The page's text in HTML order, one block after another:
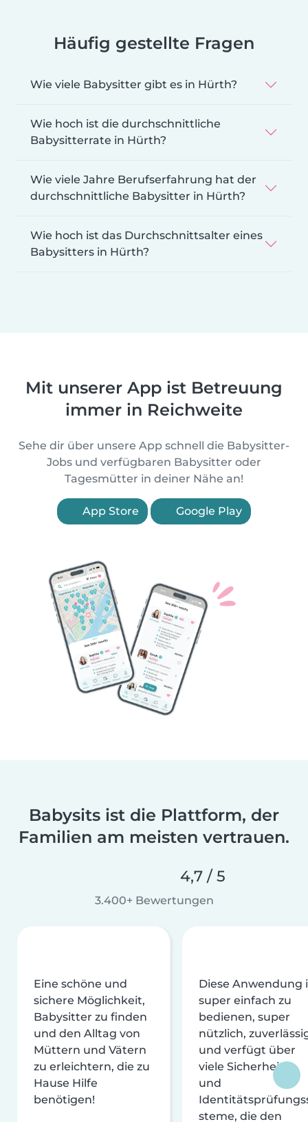
Häufig gestellte Fragen
Wie viele Babysitter gibt es in Hürth?
Wie hoch ist die durchschnittliche
Babysitterrate in Hürth?
Wie viele Jahre Berufserfahrung hat der
durchschnittliche Babysitter in Hürth?
Wie hoch ist das Durchschnittsalter eines
Babysitters in Hürth?
Mit unserer App ist Betreuung
immer in Reichweite
Sehe dir über unsere App schnell die Babysitter-
Jobs und verfügbaren Babysitter oder
Tagesmütter in deiner Nähe an!
App Store Google Play
Babysits ist die Plattform, der
Familien am meisten vertrauen.
4,7 / 5
3.400+ Bewertungen
Eine schöne und
sichere Möglichkeit,
Babysitter zu finden
und den Alltag von
Müttern und Vätern
zu erleichtern, die zu
Hause Hilfe
benötigen!
Diese Anwendung
super einfach zu
bedienen, super
nützlich,
und verfügt über
viele Sicherheits-
und
steme, die den